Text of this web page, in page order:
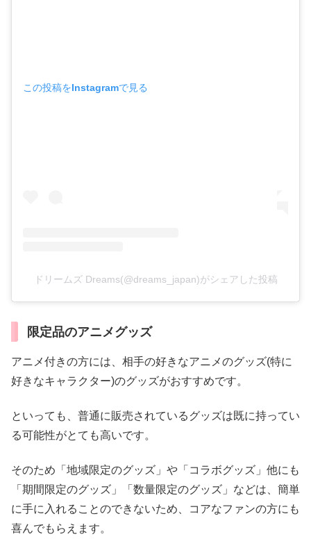
この投稿をInstagramで見る
ドリームズ Dreams(@dreams_japan)がシェアした投稿
限定品のアニメグッズ
アニメ付きの方には、相手の好きなアニメのグッズ(特に
好きなキャラクター)のグッズがおすすめです。
といっても、普通に販売されているグッズは既に持ってい
る可能性がとても高いです。
そのため「地域限定のグッズ」や「コラボグッズ」他にも
「期間限定のグッズ」「数量限定のグッズ」などは、簡単
に手に入れることのできないため、コアなファンの方にも
喜んでもらえます。